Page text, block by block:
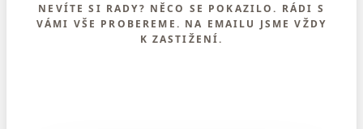
NEVÍTE SI RADY? NĚCO SE POKAZILO. RÁDI S
VÁMI VŠE PROBEREME. NA EMAILU JSME VŽDY
K ZASTIŽENÍ.